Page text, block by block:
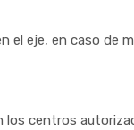
eje, en caso de
los centros